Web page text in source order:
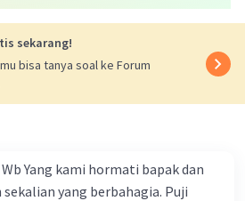
sekarang!
bisa tanya soal ke Forum
Yang kami hormati bapak dan
yang berbahagia. Puji